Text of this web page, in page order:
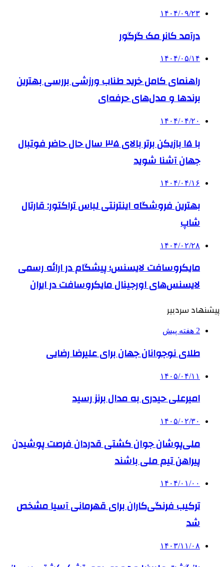
۱۴۰۴/۰۹/۲۳
درآمد کانر مک گرگور
۱۴۰۴/۰۵/۱۴
راهنمای کامل خرید طناب ورزشی بررسی بهترین
برندها و مدل‌های حرفه‌ای
۱۴۰۴/۰۴/۲۰
با ۱۵ بازیکن برتر بالای ۳۵ سال حال حاضر فوتبال
جهان آشنا شوید
۱۴۰۴/۰۴/۱۶
بهترین فروشگاه اینترنتی لباس تراکتور: قارتال
شاپ
۱۴۰۴/۰۲/۲۸
مایکروسافت لایسنس؛ پیشگام در ارائه رسمی
لایسنس‌های اورجینال مایکروسافت در ایران
پیشنهاد سردبیر
2 هفته پیش
طلای نوجوانان جهان برای علیرضا رضایی
۱۴۰۵/۰۴/۱۱
امیرعلی حیدری به مدال برنز رسید
۱۴۰۵/۰۲/۳۰
ملی‌پوشان جوان کشتی قدردان فرصت پوشیدن
پیراهن تیم ملی باشند
۱۴۰۴/۰۱/۰۰
ترکیب فرنگی‌کاران برای قهرمانی آسیا مشخص
شد
۱۴۰۳/۱۱/۰۸